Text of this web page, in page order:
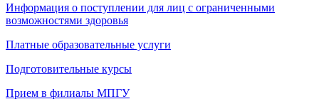
Информация о поступлении для лиц с ограниченными
возможностями здоровья
Платные образовательные услуги
Подготовительные курсы
Прием в филиалы МПГУ